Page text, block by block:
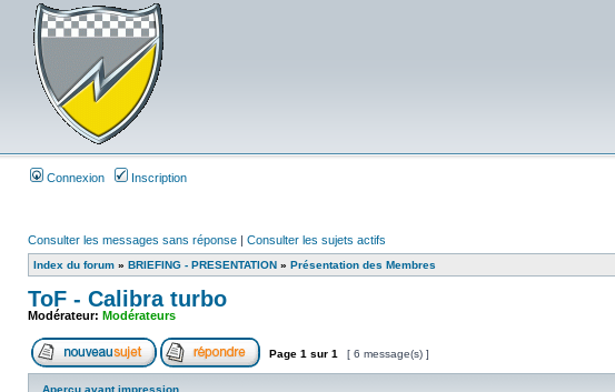
Connexion Inscription
Consulter les messages sans réponse | Consulter les sujets actifs
Index du forum » BRIEFING - PRESENTATION » Présentation des Membres
ToF - Calibra turbo
Modérateur: Modérateurs
Page 1 sur 1 [ 6 message(s) ]
Aperçu avant impression